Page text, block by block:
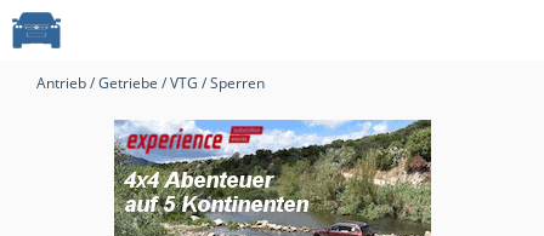
Antrieb / Getriebe / VTG / Sperren